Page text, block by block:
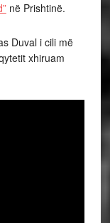
në Prishtinë.
Duval i cili më
xhiruam